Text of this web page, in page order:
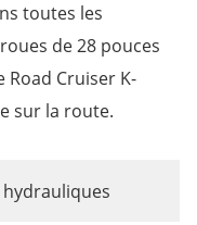
toutes les
de 28 pouces
Road Cruiser K-
sur la route.
hydrauliques